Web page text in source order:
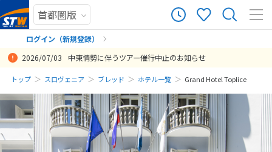
ログイン（新規登録）
まだ履歴がありません
まだ登録がありません
2026/07/03 中東情勢に伴うツアー催行中止のお知らせ
トップ スロヴェニア ブレッド ホテル一覧 Grand Hotel Toplice